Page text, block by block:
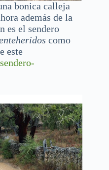
bonica calleja
además de la
es el sendero
como
este